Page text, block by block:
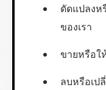
ดัดแปลงห
ของเรา
ขายหรือใ
ลบหรือเป